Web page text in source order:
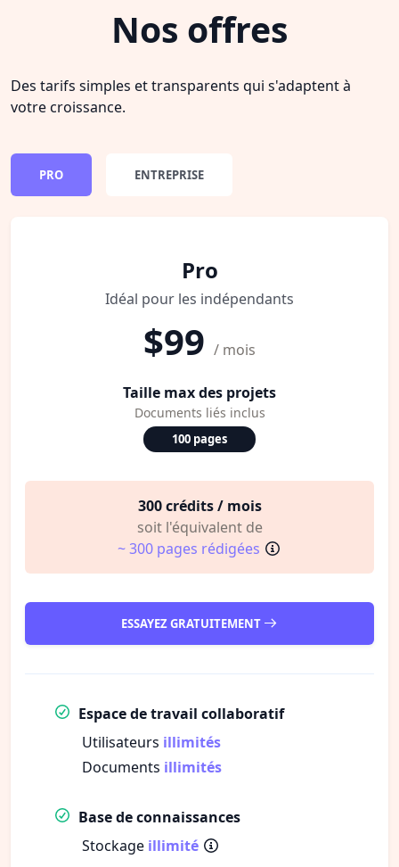
Nos offres
Des tarifs simples et transparents qui s'adaptent à
votre croissance.
PRO ENTREPRISE
Pro
Idéal pour les indépendants
$99 / mois
Taille max des projets
Documents liés inclus
100 pages
300 crédits / mois
soit l'équivalent de
~ 300 pages rédigées
ESSAYEZ GRATUITEMENT
Espace de travail collaboratif
Utilisateurs illimités
Documents illimités
Base de connaissances
Stockage illimité